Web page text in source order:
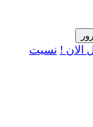
الان ! نسيت